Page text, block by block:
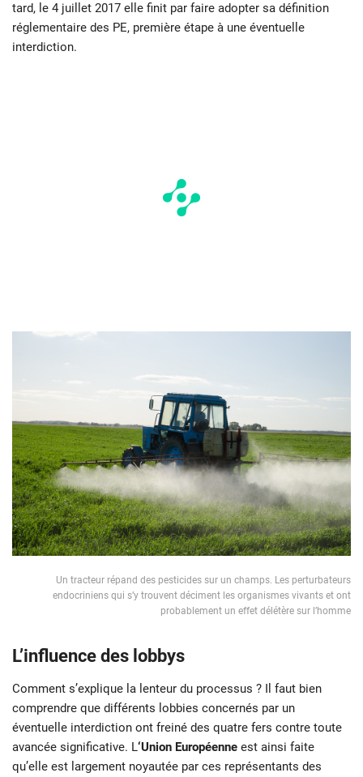
tard, le 4 juillet 2017 elle finit par faire adopter sa définition
réglementaire des PE, première étape à une éventuelle
interdiction.
Un tracteur répand des pesticides sur un champs. Les perturbateurs
endocriniens qui s’y trouvent déciment les organismes vivants et ont
probablement un effet délétère sur l’homme
L’influence des lobbys
Comment s’explique la lenteur du processus ? Il faut bien
comprendre que différents lobbies concernés par un
éventuelle interdiction ont freiné des quatre fers contre toute
avancée significative. L‘Union Européenne est ainsi faite
qu’elle est largement noyautée par ces représentants des